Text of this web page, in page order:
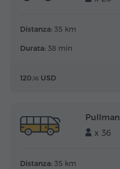
Distanza: 35 km
Durata: 38 min
120.16 USD
Pullman
x 36
Distanza: 35 km